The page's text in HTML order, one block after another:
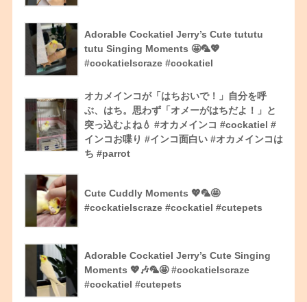
Adorable Cockatiel Jerry’s Cute tututu
tutu Singing Moments 🤩🦜💖
#cockatielscraze #cockatiel
オカメインコが「はちおいで！」自分を呼
ぶ、はち。思わず「オメーがはちだよ！」と
突っ込むよね💧 #オカメインコ #cockatiel #
インコお喋り #インコ面白い #オカメインコは
ち #parrot
Cute Cuddly Moments 💖🦜🤩
#cockatielscraze #cockatiel #cutepets
Adorable Cockatiel Jerry’s Cute Singing
Moments 💖🎶🦜🤩 #cockatielscraze
#cockatiel #cutepets